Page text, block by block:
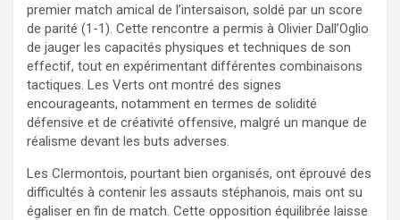
premier match amical de l’intersaison, soldé par un score
de parité (1-1). Cette rencontre a permis à Olivier Dall’Oglio
de jauger les capacités physiques et techniques de son
effectif, tout en expérimentant différentes combinaisons
tactiques. Les Verts ont montré des signes
encourageants, notamment en termes de solidité
défensive et de créativité offensive, malgré un manque de
réalisme devant les buts adverses.
Les Clermontois, pourtant bien organisés, ont éprouvé des
difficultés à contenir les assauts stéphanois, mais ont su
égaliser en fin de match. Cette opposition équilibrée laisse